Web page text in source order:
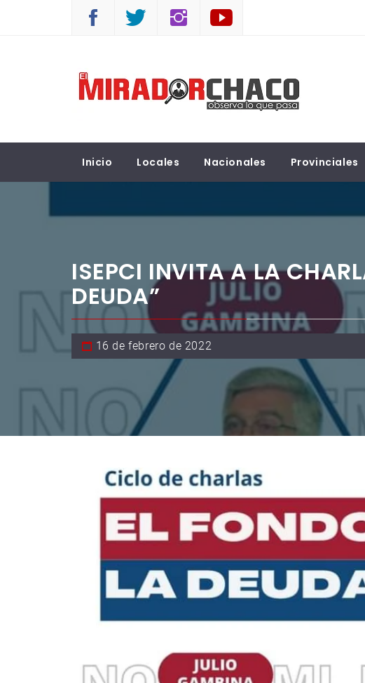
EL MIRADOR CHACO
Inicio Locales Nacionales Provinciales
ISEPCI INVITA A LA
DEUDA”
16 de febrero de 2022